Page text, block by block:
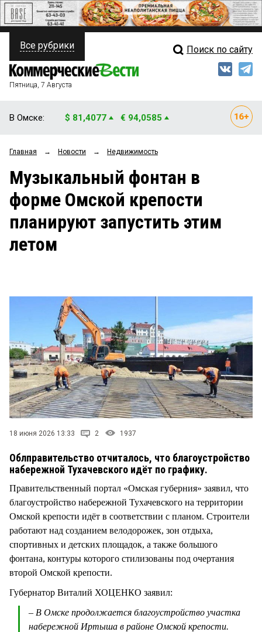
ПОЛИТИКА
ФИНАНСЫ
ОБЩЕСТВО
ЗАКОН
НОВОСТИ КОМПАНИЙ
Свежий выпуск
Мнения
Рейтинги
Блоги
Архив
Все рубрики Поиск по сайту
Пятница, 7 Августа
В Омске: $ 81,4077 € 94,0585
Главная → Новости → Недвижимость
Музыкальный фонтан в
форме Омской крепости
планируют запустить этим
летом
18 июня 2026 13:33 2 1937
Облправительство отчиталось, что благоустройство
набережной Тухачевского идёт по графику.
Правительственный портал «Омская губерния» заявил, что
благоустройство набережной Тухачевского на территории
Омской крепости идёт в соответствии с планом. Строители
работают над созданием велодорожек, зон отдыха,
спортивных и детских площадок, а также большого
фонтана, контуры которого стилизованы под очертания
второй Омской крепости.
Губернатор Виталий ХОЦЕНКО заявил:
– В Омске продолжается благоустройство участка
набережной Иртыша в районе Омской крепости.